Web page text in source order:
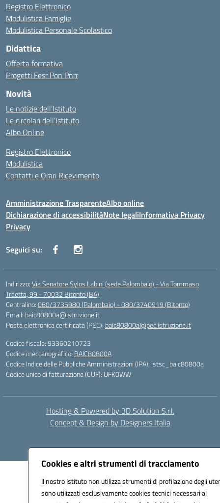
Cookies e altri strumenti di tracciamento
Il nostro Istituto non utilizza strumenti di profilazione degli
sono utilizzati esclusivamente cookies tecnici necessari al
Registro Elettronico
Modulistica Famiglie
Modulistica Personale Scolastico
Didattica
Offerta formativa
Progetti Fesr Pon Pnrr
Novità
Le notizie dell’Istituto
Le circolari dell’Istituto
Albo Online
Registro Elettronico
Modulistica
Contatti e Orari Ricevimento
Amministrazione TrasparenteAlbo online
Dichiarazione di accessibilitàNote legaliInformativa Privacy
Privacy
Seguici su:
Indirizzo:Via Senatore Sylos Labini (sede Palombaio) - Via Tommaso
Traetta, 99 - 70032 Bitonto (BA)
Centralino:080/3735980 (Palombaio) - 080/3740919 (Bitonto)
Email: baic80800a@istruzione.it
Posta elettronica certificata (PEC): baic80800a@pec.istruzione.it
Codice fiscale: 93360210723
Codice meccanografico: BAIC80800A
Codice Indice delle Pubbliche Amministrazioni (IPA): istsc_baic80800a
Codice unico di fatturazione (CUF): UFK0WW
Hosting & Powered by 3D Solution S.r.l.
Concept & Design by Designers Italia